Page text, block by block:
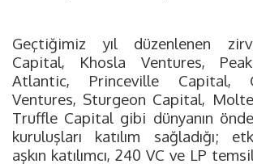
Geçtiğimiz yıl düzenlenen
Capital, Khosla Ventures,
Atlantic, Princeville Capital,
Ventures, Sturgeon Capital,
Truffle Capital gibi dünyanın
kuruluşları katılım sağladığı;
aşkın katılımcı, 240 VC ve LP